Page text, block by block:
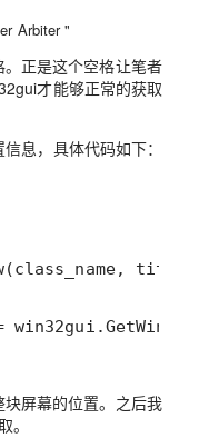
Arbiter "
正是这个空格让笔者
才能够正常的获取
息，具体代码如下：
屏幕的位置。之后我
。